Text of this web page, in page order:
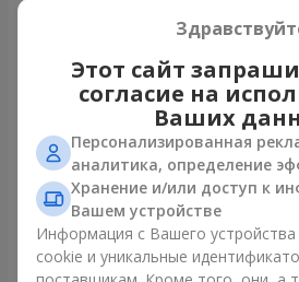
Цветы в коробке "Розовый
оазис"
2 749 грн
2
Этот сайт
согласие на
Ваших
Персонализированная
аналитика, определение
Хранение и/или доступ к
Вашем устройстве
Информация с Вашего
cookie и уникальные